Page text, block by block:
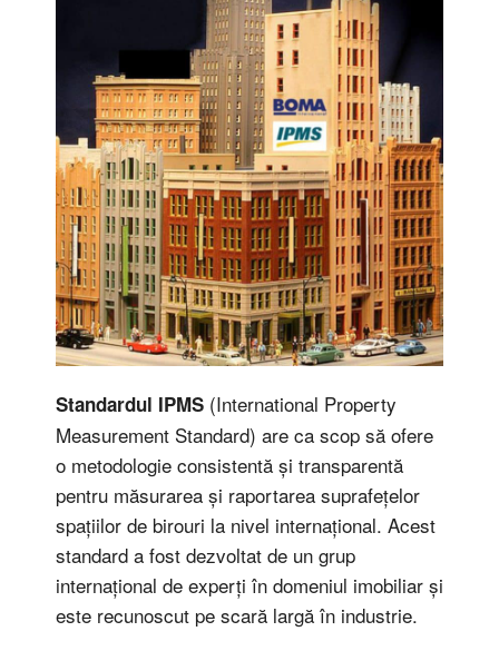
Standardul IPMS (International Property
Measurement Standard) are ca scop să ofere
o metodologie consistentă și transparentă
pentru măsurarea și raportarea suprafețelor
spațiilor de birouri la nivel internațional. Acest
standard a fost dezvoltat de un grup
internațional de experți în domeniul imobiliar și
este recunoscut pe scară largă în industrie.